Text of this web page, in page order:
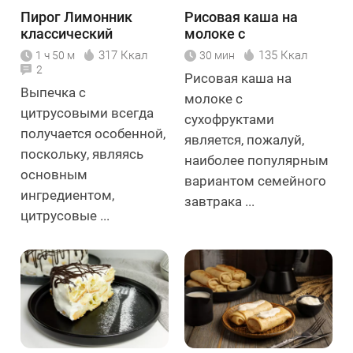
Пирог Лимонник
классический
1 ч 50 м 317 Ккал
2
Выпечка с
цитрусовыми всегда
получается особенной,
поскольку, являясь
основным
ингредиентом,
цитрусовые ...
Рисовая каша на
молоке с
сухофруктами
30 мин 135 Ккал
Рисовая каша на
молоке с
сухофруктами
является, пожалуй,
наиболее популярным
вариантом семейного
завтрака ...